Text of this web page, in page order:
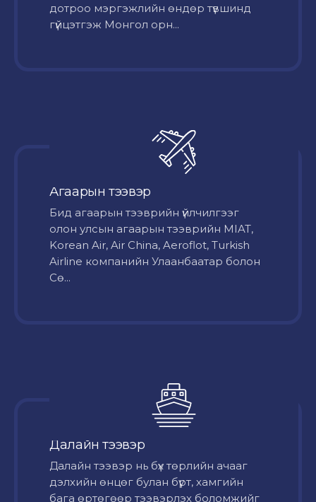
дотроо мэргэжлийн өндөр түвшинд
гүйцэтгэж Монгол орн...
Агаарын тээвэр
Бид агаарын тээврийн үйлчилгээг
олон улсын агаарын тээврийн MIAT,
Korean Air, Air China, Aeroflot, Turkish
Airline компанийн Улаанбаатар болон
Сө...
Далайн тээвэр
Далайн тээвэр нь бүх төрлийн ачааг
дэлхийн өнцөг булан бүрт, хамгийн
бага өртөгөөр тээвэрлэх боломжийг